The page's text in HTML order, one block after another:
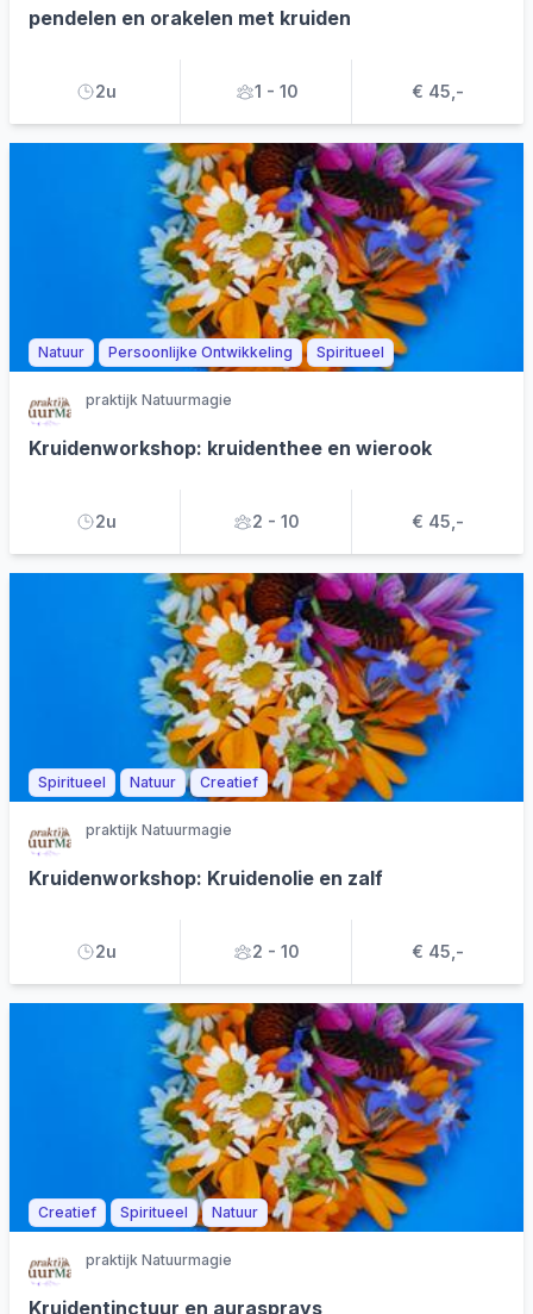
pendelen en orakelen met kruiden
2u 1 - 10 € 45,-
Natuur Persoonlijke Ontwikkeling Spiritueel
praktijk Natuurmagie
Kruidenworkshop: kruidenthee en wierook
2u 2 - 10 € 45,-
Spiritueel Natuur Creatief
praktijk Natuurmagie
Kruidenworkshop: Kruidenolie en zalf
2u 2 - 10 € 45,-
Creatief Spiritueel Natuur
praktijk Natuurmagie
Kruidentinctuur en aurasprays